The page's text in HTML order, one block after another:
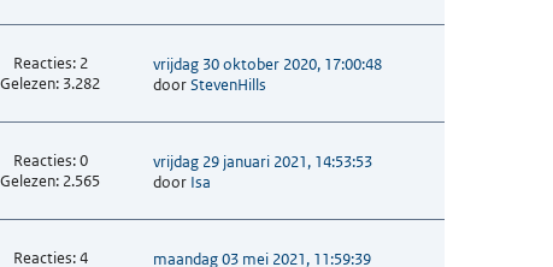
Reacties: 2
Gelezen: 3.282
vrijdag 30 oktober 2020, 17:00:48
doorStevenHills
Reacties: 0
Gelezen: 2.565
vrijdag 29 januari 2021, 14:53:53
door Isa
Reacties: 4
maandag 03 mei 2021, 11:59:39